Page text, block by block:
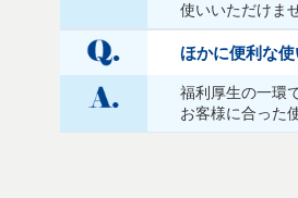
使いいただけま
ほかに便利な使
福利厚生の一環
お客様に合った